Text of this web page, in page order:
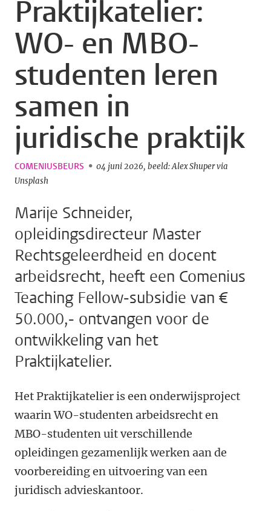
Praktijkatelier:
WO- en MBO-
studenten leren
samen in
juridische praktijk
COMENIUSBEURS 04 juni 2026 beeld: Alex Shuper via
Unsplash
Marije Schneider,
opleidingsdirecteur Master
Rechtsgeleerdheid en docent
arbeidsrecht, heeft een Comenius
Teaching Fellow-subsidie van €
50.000,- ontvangen voor de
ontwikkeling van het
Praktijkatelier.
Het Praktijkatelier is een onderwijsproject
waarin WO-studenten arbeidsrecht en
MBO-studenten uit verschillende
opleidingen gezamenlijk werken aan de
voorbereiding en uitvoering van een
juridisch advieskantoor.